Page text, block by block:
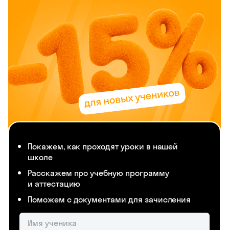
Покажем, как проходят уроки в нашей
школе
Расскажем про учебную программу
и аттестацию
Поможем с документами для зачисления